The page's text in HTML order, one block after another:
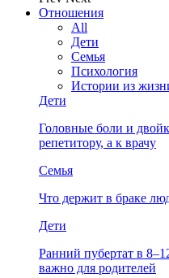
Отношения
All
Дети
Семья
Психология
Истории из
Дети
Головные боли и
репетитору, а к врачу
Семья
Что держит в браке
Дети
Ранний пубертат в
важно для родителей